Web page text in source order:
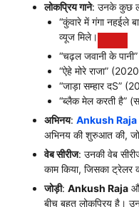
लोकप्रिय गाने: उनके कुछ
“कुंवारे में गंगा नहईले
व्यूज मिले।
“चढ़ल जवानी के
“ऐहे मोरे राजा”
“जाड़ा सम्हार दS”
“ब्लैक मेल करती है”
अभिनय: Ankush Raja
अभिनय की शुरुआत की, जो
वेब सीरीज: उनकी वेब
काम किया, जिसका ट्रेलर
जोड़ी: Ankush Raja
बीच बहुत लोकप्रिय है।